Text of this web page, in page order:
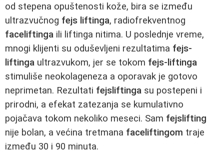
od stepena opuštenosti kože, bira se između
ultrazvučnog fejs liftinga, radiofrekventnog
faceliftinga ili liftinga nitima. U poslednje vreme,
mnogi klijenti su oduševljeni rezultatima fejs-
liftinga ultrazvukom, jer se tokom fejs-liftinga
stimuliše neokolageneza a oporavak je gotovo
neprimetan. Rezultati fejsliftinga su postepeni i
prirodni, a efekat zatezanja se kumulativno
pojačava tokom nekoliko meseci. Sam fejslifting
nije bolan, a većina tretmana faceliftingom traje
između 30 i 90 minuta.